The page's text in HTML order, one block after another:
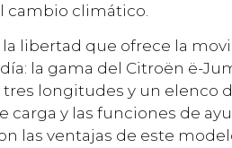
cambio climático.
libertad que ofrece la
la gama del Citroën ë-
longitudes y un elenco
carga y las funciones de
las ventajas de este